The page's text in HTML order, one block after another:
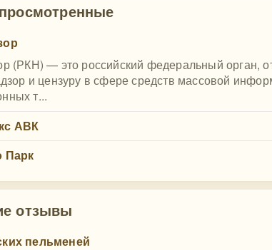
(РКН) — это российский федеральный орган,
и цензуру в сфере средств массовой
т...
АВК
Парк
отзывы
пельменей